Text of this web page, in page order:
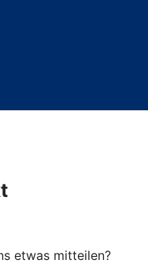
etwas mitteilen?